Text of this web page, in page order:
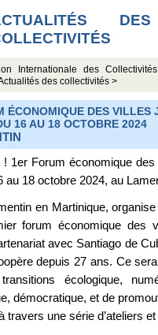
DES
Internationale des Collectivités
des collectivités >
ÉCONOMIQUE DES VILLES
16 AU 18 OCTOBRE 2024
! 1er Forum économique
au 18 octobre 2024, au
en Martinique,
forum économique des
avec Santiago de
depuis 27 ans. Ce sera
écologique,
démocratique, et de
travers une série d’ateliers